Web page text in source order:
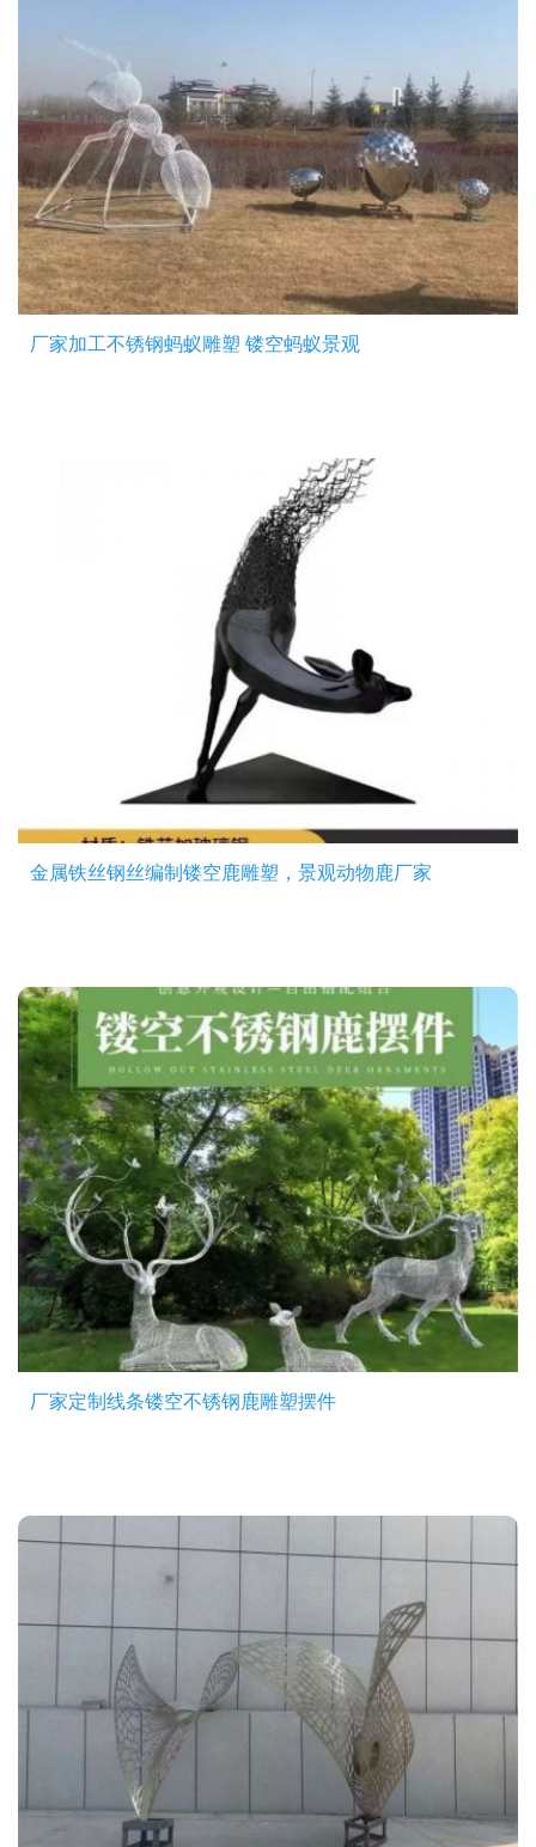
厂家加工不锈钢蚂蚁雕塑 镂空蚂蚁景观
金属铁丝钢丝编制镂空鹿雕塑，景观动物鹿厂家
厂家定制线条镂空不锈钢鹿雕塑摆件